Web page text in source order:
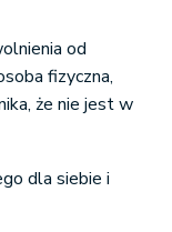
od
fizyczna,
że nie jest w
dla siebie i